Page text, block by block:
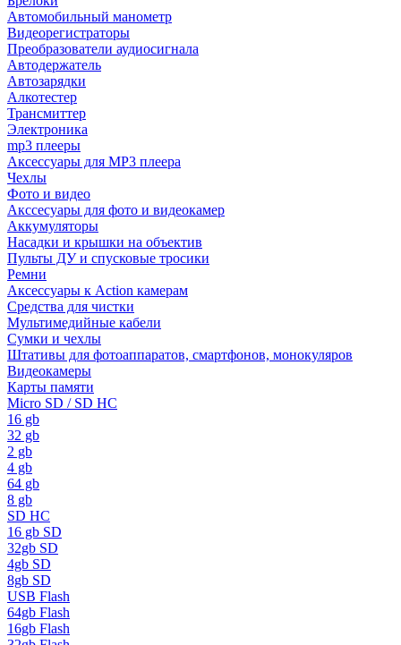
Автомобильный манометр
Видеорегистраторы
Преобразователи аудиосигнала
Автодержатель
Автозарядки
Алкотестер
Трансмиттер
Электроника
mp3 плееры
Аксессуары для MP3 плеера
Чехлы
Фото и видео
Акссесуары для фото и видеокамер
Аккумуляторы
Насадки и крышки на объектив
Пульты ДУ и спусковые тросики
Ремни
Аксессуары к Action камерам
Средства для чистки
Мультимедийные кабели
Сумки и чехлы
Штативы для фотоаппаратов, смартфонов, монокуляров
Видеокамеры
Карты памяти
Micro SD / SD HC
16 gb
32 gb
2 gb
4 gb
64 gb
8 gb
SD HC
16 gb SD
32gb SD
4gb SD
8gb SD
USB Flash
64gb Flash
16gb Flash